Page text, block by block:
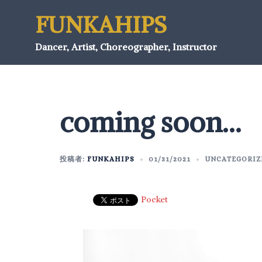
FUNKAHIPS
Dancer, Artist, Choreographer, Instructor
coming soon…
投稿者: FUNKAHIPS 01/31/2021
Pocket